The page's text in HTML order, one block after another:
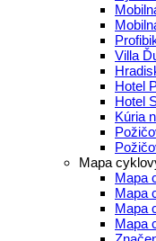
Villa
Hotel
Hotel
Kúria
Mapa
Mapa
Mapa
Mapa
Mapa